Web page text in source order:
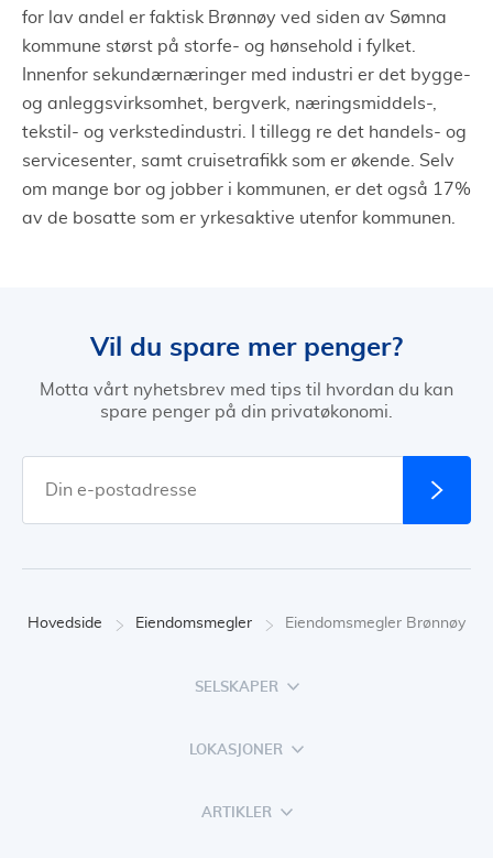
for lav andel er faktisk Brønnøy ved siden av Sømna
kommune størst på storfe- og hønsehold i fylket.
Innenfor sekundærnæringer med industri er det bygge-
og anleggsvirksomhet, bergverk, næringsmiddels-,
tekstil- og verkstedindustri. I tillegg re det handels- og
servicesenter, samt cruisetrafikk som er økende. Selv
om mange bor og jobber i kommunen, er det også 17%
av de bosatte som er yrkesaktive utenfor kommunen.
Vil du spare mer penger?
Motta vårt nyhetsbrev med tips til hvordan du kan
spare penger på din privatøkonomi.
Hovedside Eiendomsmegler Eiendomsmegler Brønnøy
SELSKAPER
LOKASJONER
ARTIKLER